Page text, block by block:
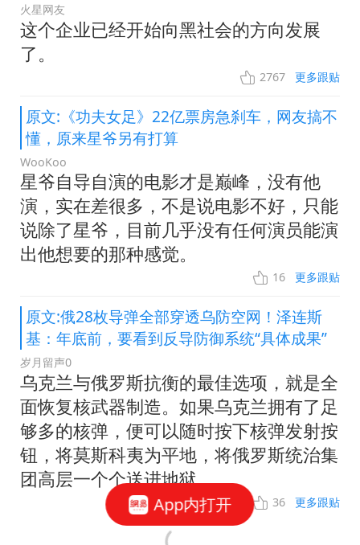
App内打开
火星网友
这个企业已经开始向黑社会的方向发展
了。
2767 更多跟贴
原文:《功夫女足》22亿票房急刹车，网友搞不
懂，原来星爷另有打算
WooKoo
星爷自导自演的电影才是巅峰，没有他
演，实在差很多，不是说电影不好，只能
说除了星爷，目前几乎没有任何演员能演
出他想要的那种感觉。
16 更多跟贴
原文:俄28枚导弹全部穿透乌防空网！泽连斯
基：年底前，要看到反导防御系统“具体成果”
岁月留声0
乌克兰与俄罗斯抗衡的最佳选项，就是全
面恢复核武器制造。如果乌克兰拥有了足
够多的核弹，便可以随时按下核弹发射按
钮，将莫斯科夷为平地，将俄罗斯统治集
团高层一个个送进地狱。
36 更多跟贴